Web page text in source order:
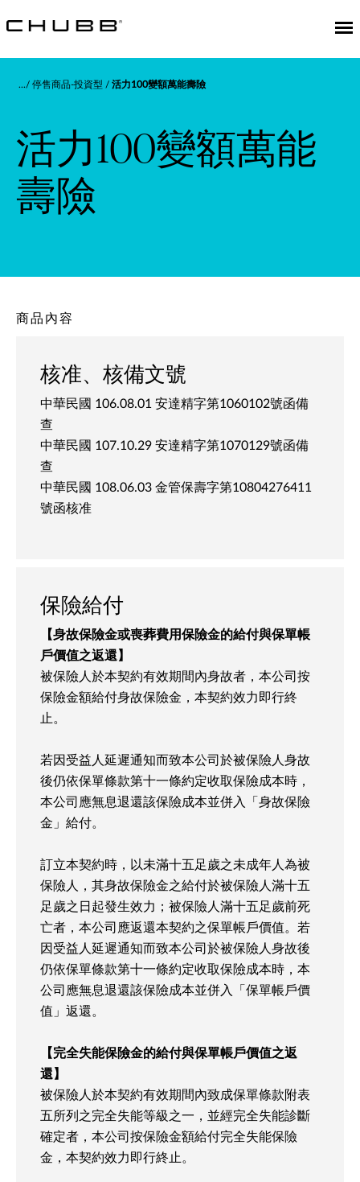
停售商品-投資型 活力100變額萬能壽險
活力100變額萬能
壽險
商品內容
核准、核備文號
中華民國 106.08.01 安達精字第1060102號函備
查
中華民國 107.10.29 安達精字第1070129號函備
查
中華民國 108.06.03 金管保壽字第10804276411
號函核准
保險給付
【身故保險金或喪葬費用保險金的給付與保單帳
戶價值之返還】
被保險人於本契約有效期間內身故者，本公司按
保險金額給付身故保險金，本契約效力即行終
止。
若因受益人延遲通知而致本公司於被保險人身故
後仍依保單條款第十一條約定收取保險成本時，
本公司應無息退還該保險成本並併入「身故保險
金」給付。
訂立本契約時，以未滿十五足歲之未成年人為被
保險人，其身故保險金之給付於被保險人滿十五
足歲之日起發生效力；被保險人滿十五足歲前死
亡者，本公司應返還本契約之保單帳戶價值。若
因受益人延遲通知而致本公司於被保險人身故後
仍依保單條款第十一條約定收取保險成本時，本
公司應無息退還該保險成本並併入「保單帳戶價
值」返還。
【完全失能保險金的給付與保單帳戶價值之返
還】
被保險人於本契約有效期間內致成保單條款附表
五所列之完全失能等級之一，並經完全失能診斷
確定者，本公司按保險金額給付完全失能保險
金，本契約效力即行終止。